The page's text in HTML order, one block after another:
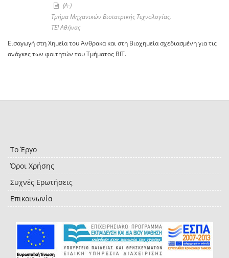
(A-)
Τμήμα Μηχανικών Βιοϊατρικής Τεχνολογίας,
ΤΕΙ Αθήνας
Εισαγωγή στη Χημεία του Άνθρακα και στη Βιοχημεία σχεδιασμένη για τις
ανάγκες των φοιτητών του Τμήματος ΒΙΤ.
Το Έργο
Όροι Χρήσης
Συχνές Ερωτήσεις
Επικοινωνία